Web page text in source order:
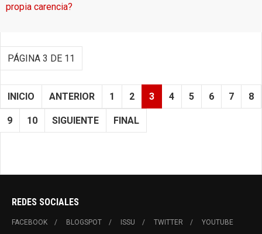
propia carencia?
PÁGINA 3 DE 11
INICIO ANTERIOR 1 2 3 4 5 6 7 8
9 10 SIGUIENTE FINAL
REDES SOCIALES
FACEBOOK BLOGSPOT ISSU TWITTER YOUTUBE